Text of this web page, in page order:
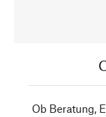
Ob Beratung,